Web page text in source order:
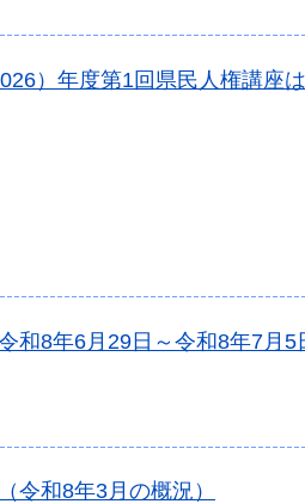
）年度第1回県民人権講座
和8年6月29日～令和8年7月5
令和8年3月の概況）